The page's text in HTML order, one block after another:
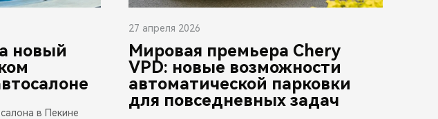
новый
в Пекине
27 апреля 2026
Мировая премьера Chery
VPD: новые возможности
автоматической парковки
для повседневных задач